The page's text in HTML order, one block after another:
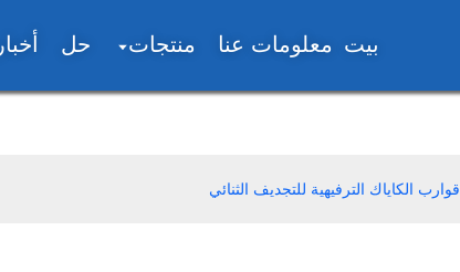
بيت معلومات عنا منتجات حل أخبار
قوارب الكاياك الترفيهية للتجديف الثنائي